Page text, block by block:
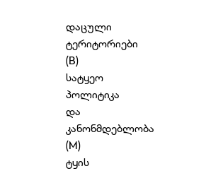
დაცული
ტერიტორიები
(B)
სატყეო
პოლიტიკა
და
კანონმდებლობა
(M)
ტყის